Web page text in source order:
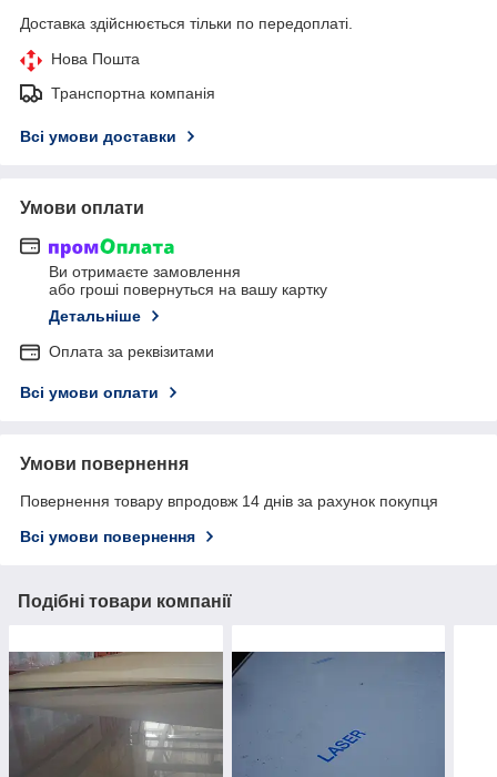
Доставка здійснюється тільки по передоплаті.
Нова Пошта
Транспортна компанія
Всі умови доставки
Умови оплати
Ви отримаєте замовлення
або гроші повернуться на вашу картку
Детальніше
Оплата за реквізитами
Всі умови оплати
Умови повернення
Повернення товару впродовж 14 днів за рахунок покупця
Всі умови повернення
Подібні товари компанії